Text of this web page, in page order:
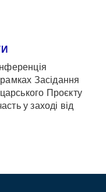
Засідання
Проєкту
у заході від